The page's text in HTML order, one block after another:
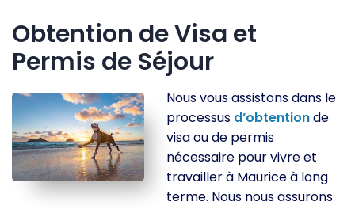
Obtention de Visa et
Permis de Séjour
Nous vous assistons dans le
processus d’obtentionde
visa ou de permis
nécessaire pour vivre et
travailler à Maurice à long
terme. Nous nous assurons